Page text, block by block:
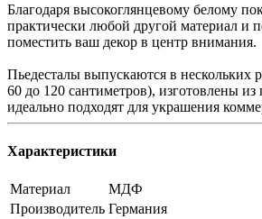
Благодаря высокоглянцевому белому
практически любой другой материал и
поместить ваш декор в центр внимания.
Пьедесталы выпускаются в нескольких
60 до 120 сантиметров), изготовлены
идеально подходят для украшения
Характеристики
Материал
МДФ
Производитель Германия